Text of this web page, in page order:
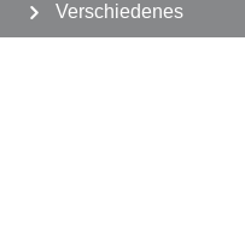
Verschiedenes